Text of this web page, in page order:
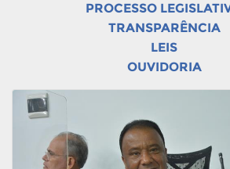
PROCESSO
TRANSPARÊNCIA
LEIS
OUVIDORIA